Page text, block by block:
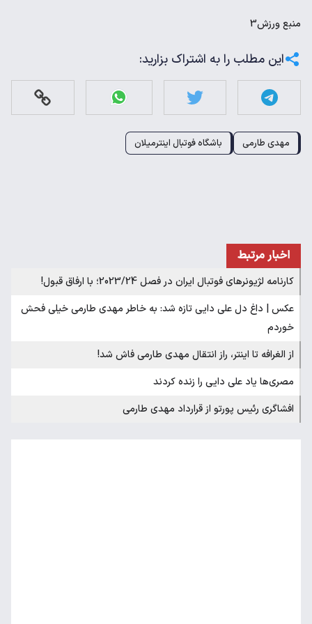
منبعورزش3
این مطلب را به اشتراک بزارید:
مهدی طارمی باشگاه فوتبال اینترمیلان
اخبار مرتبط
کارنامه لژیونرهای فوتبال ایران در فصل 2023/24؛ با ارفاق قبول!
عکس | داغ دل علی دایی تازه شد: به خاطر مهدی طارمی خیلی فحش
خوردم
از الغرافه تا اینتر، راز انتقال مهدی طارمی فاش شد!
مصری‌ها یاد علی دایی را زنده کردند
افشاگری رئیس پورتو از قرارداد مهدی طارمی